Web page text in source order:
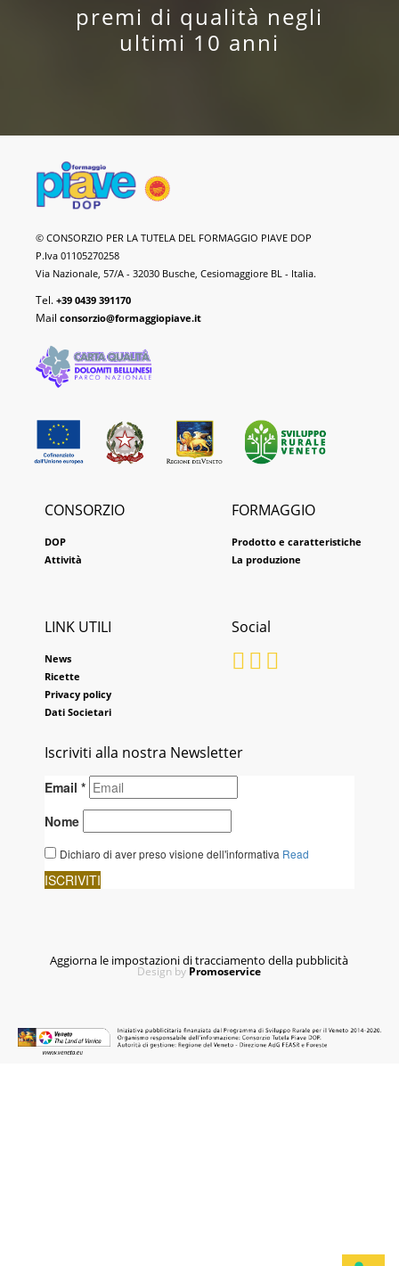
premi di qualità negli
ultimi 10 anni
Formaggio
Piave
DOP
© CONSORZIO PER LA TUTELA DEL FORMAGGIO PIAVE DOP
P.Iva 01105270258
Via Nazionale, 57/A - 32030 Busche, Cesiomaggiore BL - Italia.
Tel. +39 0439 391170
Mail consorzio@formaggiopiave.it
CONSORZIO
DOP
Attività
FORMAGGIO
Prodotto e caratteristiche
La produzione
Social
LINK UTILI
News
Ricette
Privacy policy
Dati Societari
Iscriviti alla nostra Newsletter
Aggiorna le impostazioni di tracciamento della pubblicità
Design by Promoservice